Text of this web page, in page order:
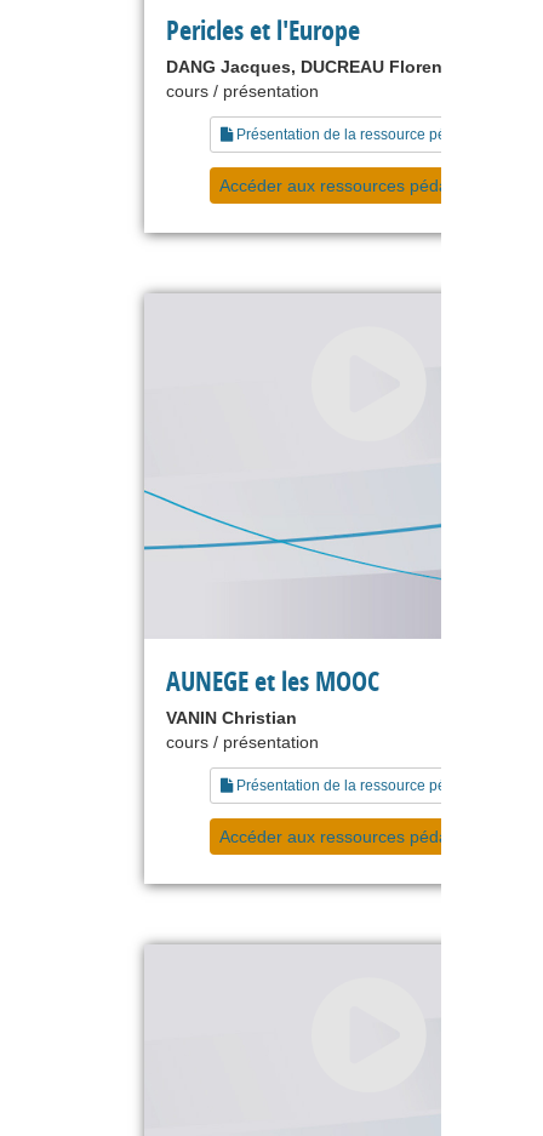
Pericles et l'Europe
DANG Jacques, DUCREAU Florence
cours / présentation
Présentation de la ressource pédagogique
Accéder aux ressources pédagogiques
AUNEGE et les MOOC
VANIN Christian
cours / présentation
Présentation de la ressource pédagogique
Accéder aux ressources pédagogiques